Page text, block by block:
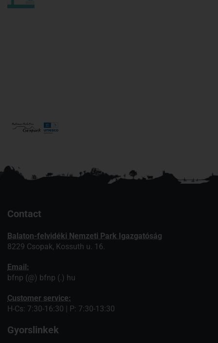
Contact
Balaton-felvidéki Nemzeti Park Igazgatóság
8229 Csopak, Kossuth u. 16.
Email:
bfnp (@) bfnp (.) hu
Customer service:
H-Cs: 7:30-16:30 | P: 7:30-13:30
Gyorslinkek